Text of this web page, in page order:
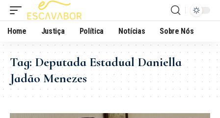
Home Justiça Política Notícias Sobre Nós
Tag:Deputada Estadual Daniella
Jadão Menezes